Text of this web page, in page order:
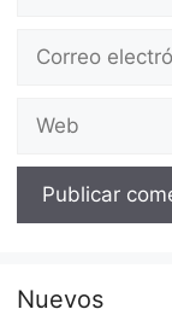
electrónico
Nuevos